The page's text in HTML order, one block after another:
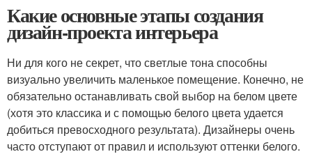
Какие основные этапы создания
дизайн-проекта интерьера
Ни для кого не секрет, что светлые тона способны
визуально увеличить маленькое помещение. Конечно, не
обязательно останавливать свой выбор на белом цвете
(хотя это классика и с помощью белого цвета удается
добиться превосходного результата). Дизайнеры очень
часто отступают от правил и используют оттенки белого.